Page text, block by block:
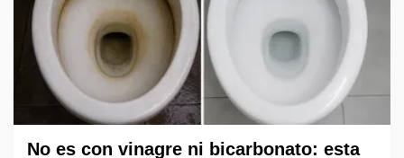
No es con vinagre ni bicarbonato: esta